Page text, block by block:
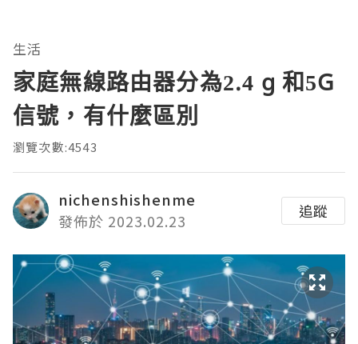
生活
家庭無線路由器分為2.4 g 和5G
信號，有什麼區別
瀏覽次數:4543
nichenshishenme
發佈於 2023.02.23
追蹤